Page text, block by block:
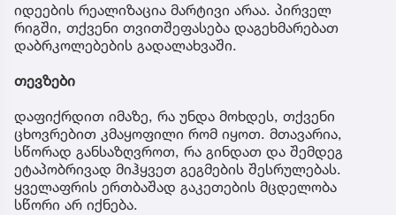
იდეების რეალიზაცია მარტივი არაა. პირველ
რიგში, თქვენი თვითშეფასება დაგეხმარებათ
დაბრკოლებების გადალახვაში.
თევზები
დაფიქრდით იმაზე, რა უნდა მოხდეს, თქვენი
ცხოვრებით კმაყოფილი რომ იყოთ. მთავარია,
სწორად განსაზღვროთ, რა გინდათ და შემდეგ
ეტაპობრივად მიჰყვეთ გეგმების შესრულებას.
ყველაფრის ერთბაშად გაკეთების მცდელობა
სწორი არ იქნება.